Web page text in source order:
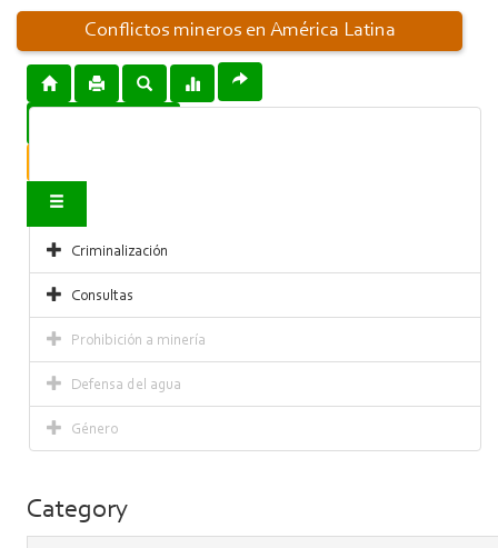
Conflictos mineros en América Latina
Criminalización
Consultas
Prohibición a minería
Defensa del agua
Género
Category